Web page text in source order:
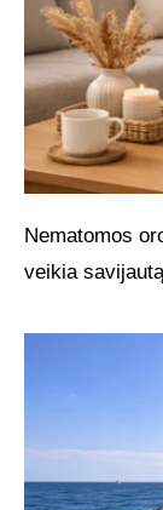
Nematomos
veikia savijautą